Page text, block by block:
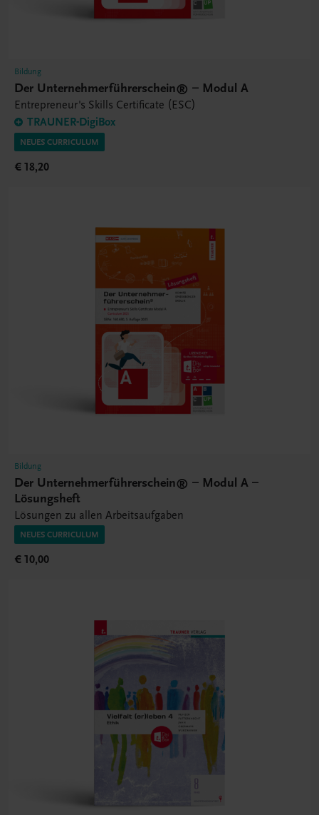
Bildung
Der Unternehmerführerschein® – Modul A
Entrepreneur's Skills Certificate (ESC)
TRAUNER-DigiBox
NEUES CURRICULUM
€ 18,20
Bildung
Der Unternehmerführerschein® – Modul A –
Lösungsheft
Lösungen zu allen Arbeitsaufgaben
NEUES CURRICULUM
€ 10,00